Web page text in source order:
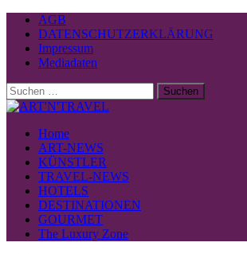
AGB
DATENSCHUTZERKLÄRUNG
Impressum
Mediadaten
Suchen
nach:
Home
ART-NEWS
KÜNSTLER
TRAVEL-NEWS
HOTELS
DESTINATIONEN
GOURMET
The Luxury Zone